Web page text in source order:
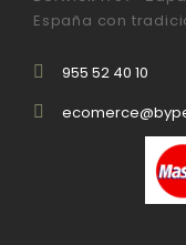
España con
955 52 40 10